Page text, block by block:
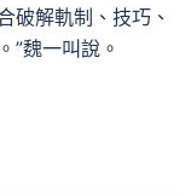
破解軌制、技巧、
”魏一叫說。